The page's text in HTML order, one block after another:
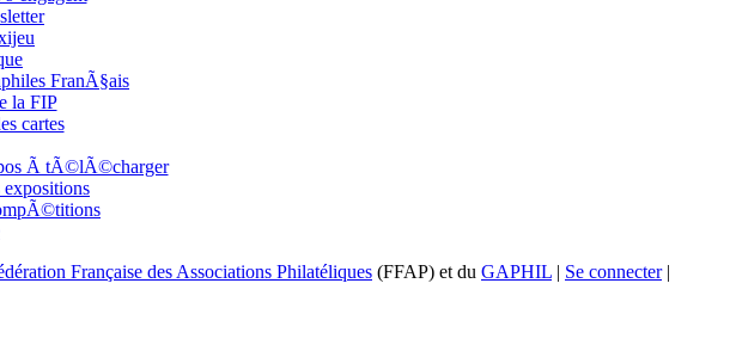
FranÃ§ais
la FIP
cartes
Ã tÃ©lÃ©charger
expositions
Française des Associations Philatéliques (FFAP) et du GAPHIL | Se connecter|